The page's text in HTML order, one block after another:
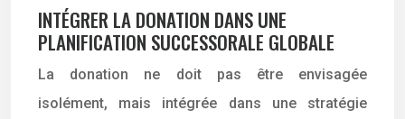
INTÉGRER LA DONATION DANS UNE
PLANIFICATION SUCCESSORALE GLOBALE
La donation ne doit pas être envisagée
isolément, mais intégrée dans une stratégie